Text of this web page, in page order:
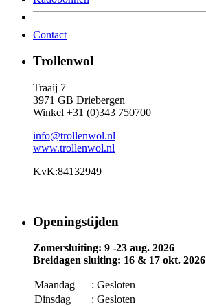
Contact
Trollenwol
Traaij 7
3971 GB Driebergen
Winkel +31 (0)343 750700
info@trollenwol.nl
www.trollenwol.nl
KvK:84132949
Openingstijden
Zomersluiting: 9 -23 aug. 2026
Breidagen sluiting: 16 & 17 okt. 2026
Maandag
: Gesloten
Dinsdag
: Gesloten